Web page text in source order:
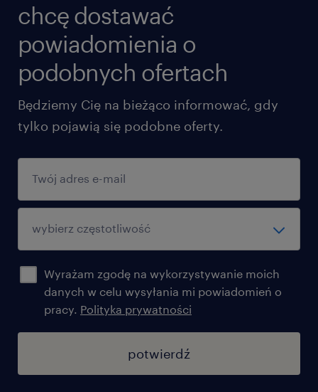
chcę dostawać
powiadomienia o
podobnych ofertach
Będziemy Cię na bieżąco informować, gdy
tylko pojawią się podobne oferty.
Wyrażam zgodę na wykorzystywanie moich
danych w celu wysyłania mi powiadomień o
pracy. Polityka prywatności
potwierdź